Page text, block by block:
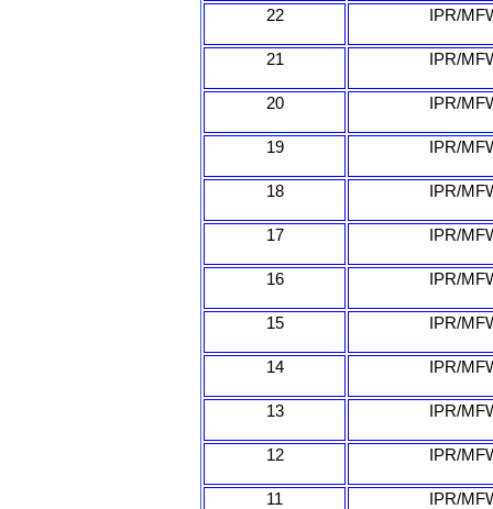
22 IPR/
21 IPR/
20 IPR/
19 IPR/
18 IPR/
17 IPR/
16 IPR/
15 IPR/
14 IPR/
13 IPR/
12 IPR/
11 IPR/